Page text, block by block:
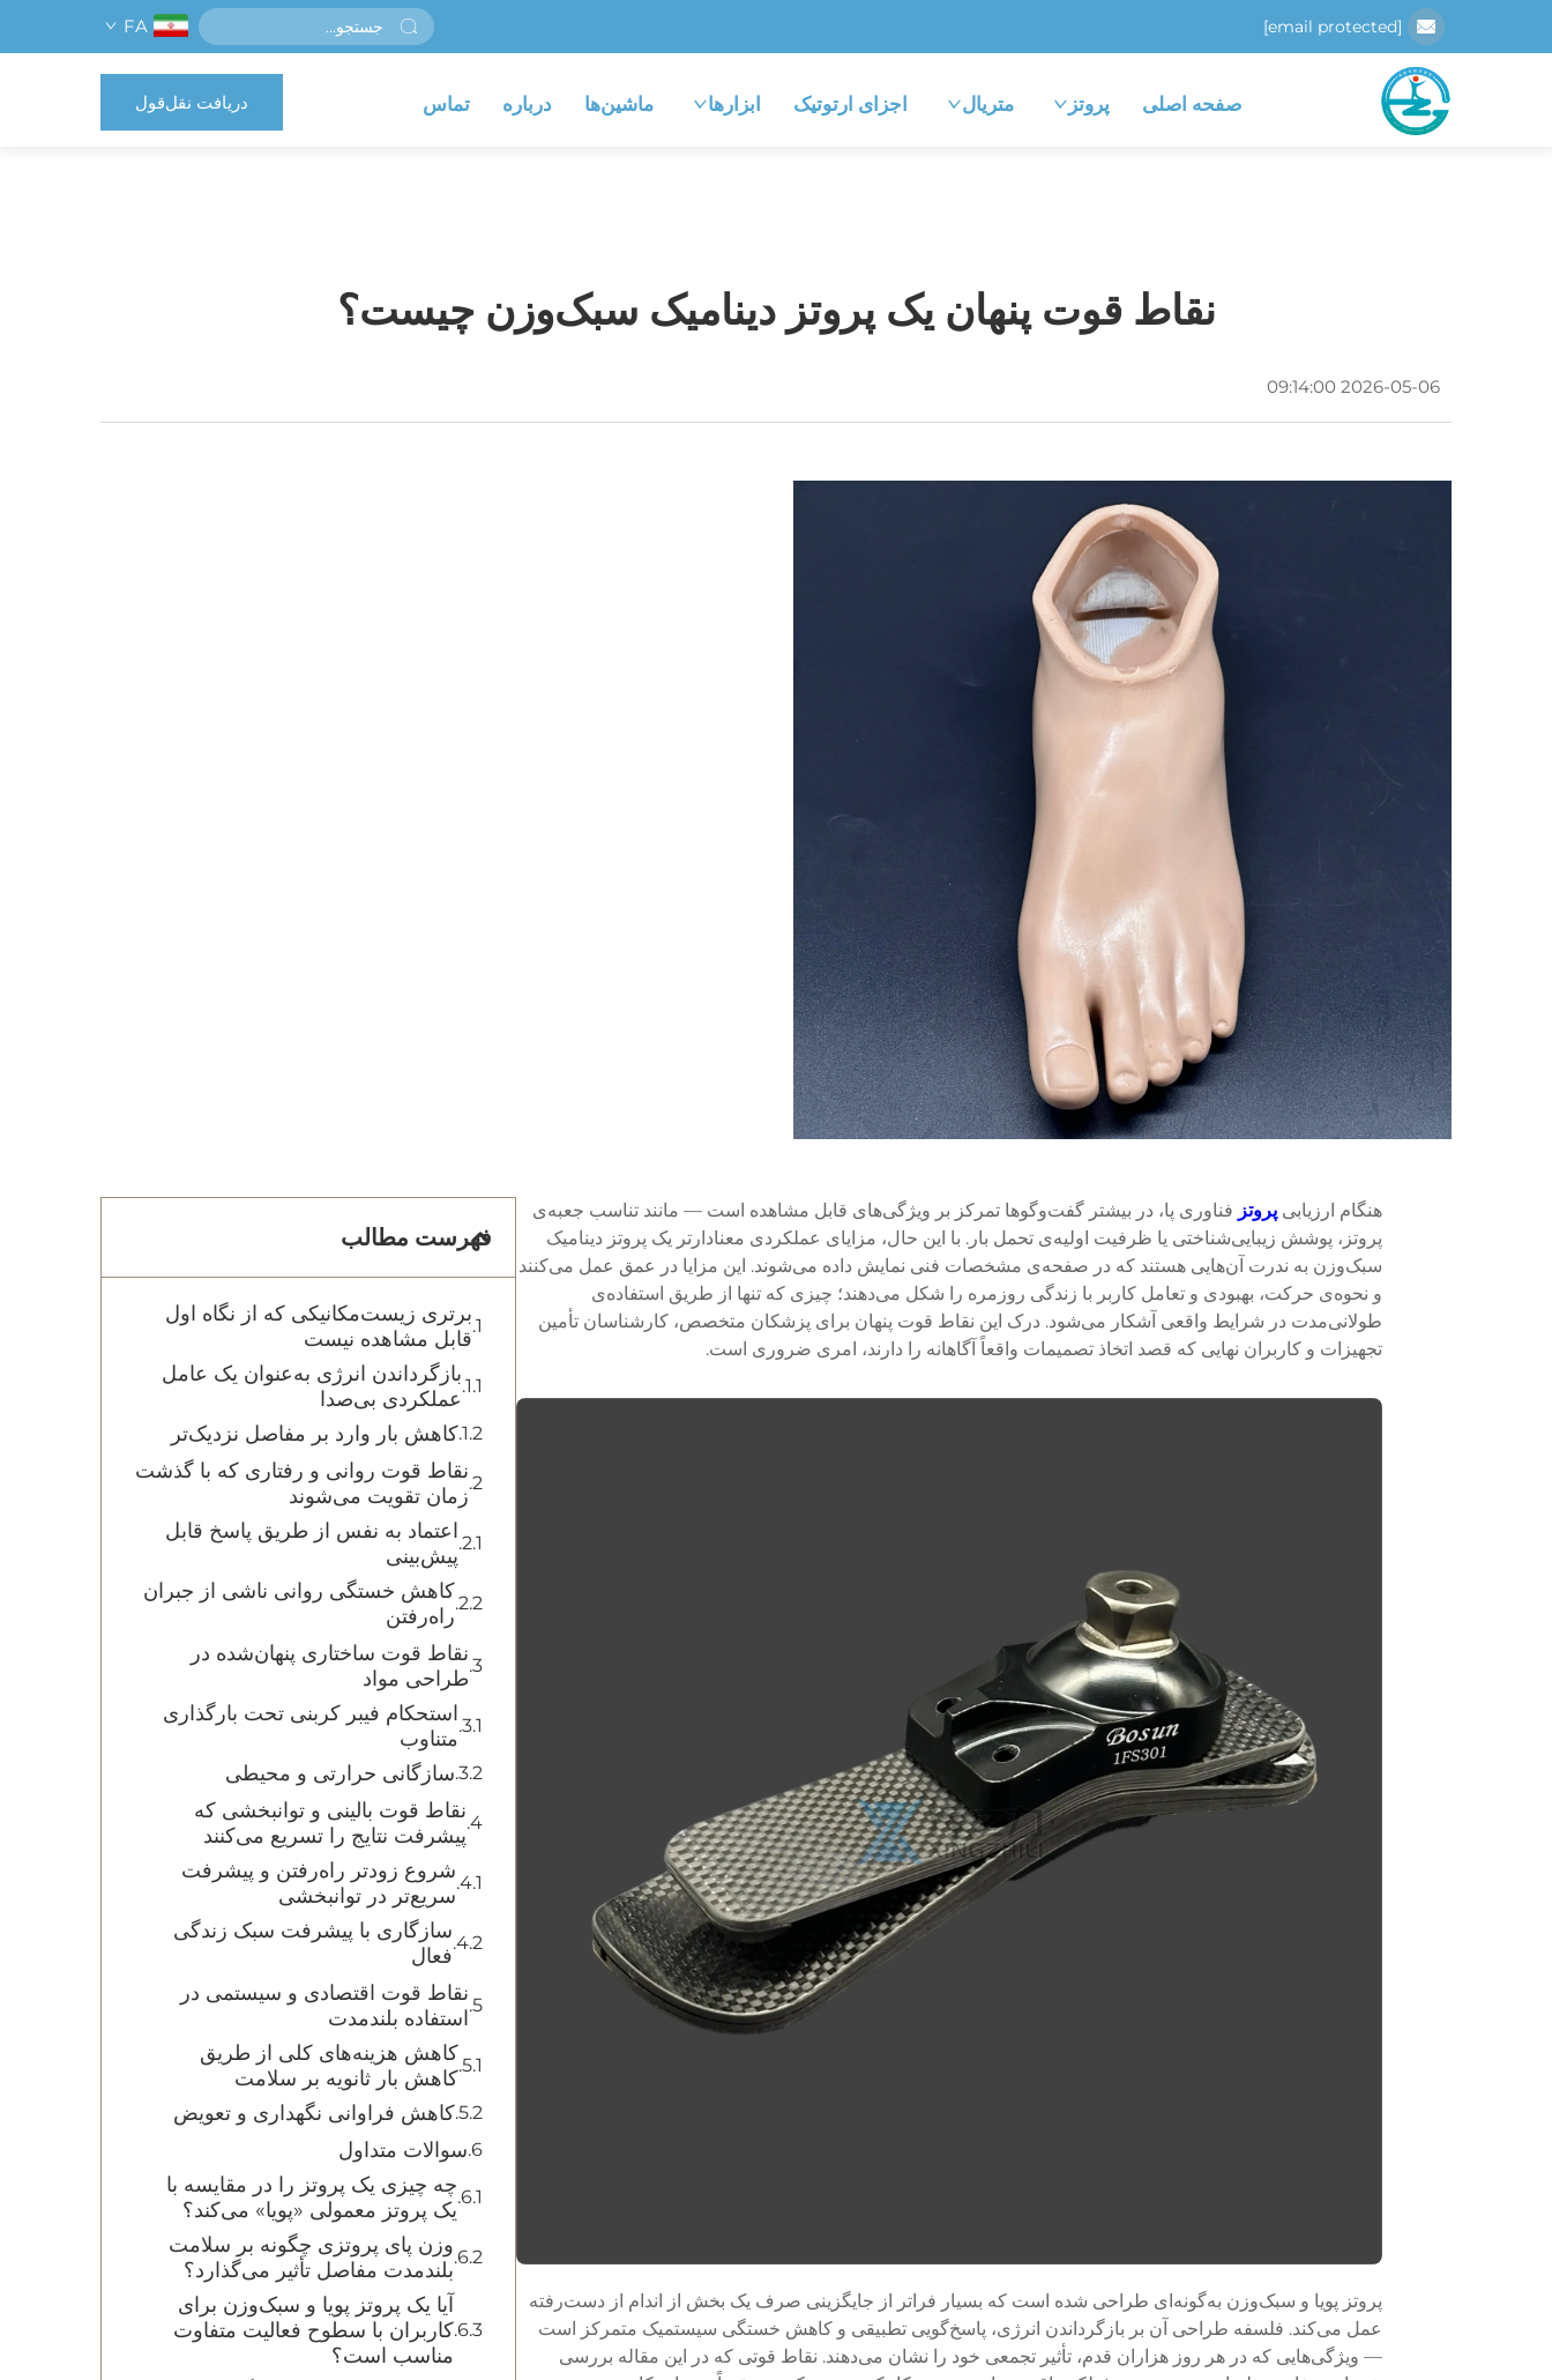
[email protected]
FA
صفحه اصلی پروتز متریال اجزای ارتوتیک ابزارها ماشین‌ها درباره تماس دریافت نقل‌قول
نقاط قوت پنهان یک پروتز دینامیک سبک‌وزن چیست؟
2026-05-06 09:14:00
هنگام ارزیابی پروتز فناوری پا، در بیشتر گفت‌وگوها تمرکز بر ویژگی‌های قابل مشاهده است — مانند تناسب جعبه‌ی
پروتز، پوشش زیبایی‌شناختی یا ظرفیت اولیه‌ی تحمل بار. با این حال، مزایای عملکردی معنادارتر یک پروتز دینامیک
سبک‌وزن به ندرت آن‌هایی هستند که در صفحه‌ی مشخصات فنی نمایش داده می‌شوند. این مزایا در عمق عمل می‌کنند
و نحوه‌ی حرکت، بهبودی و تعامل کاربر با زندگی روزمره را شکل می‌دهند؛ چیزی که تنها از طریق استفاده‌ی
طولانی‌مدت در شرایط واقعی آشکار می‌شود. درک این نقاط قوت پنهان برای پزشکان متخصص، کارشناسان تأمین
تجهیزات و کاربران نهایی که قصد اتخاذ تصمیمات واقعاً آگاهانه را دارند، امری ضروری است.
پروتز پویا و سبک‌وزن به‌گونه‌ای طراحی شده است که بسیار فراتر از جایگزینی صرف یک بخش از اندام از دست‌رفته
عمل می‌کند. فلسفه طراحی آن بر بازگرداندن انرژی، پاسخ‌گویی تطبیقی و کاهش خستگی سیستمیک متمرکز است
— ویژگی‌هایی که در هر روز هزاران قدم، تأثیر تجمعی خود را نشان می‌دهند. نقاط قوتی که در این مقاله بررسی
فهرست مطالب
برتری زیست‌مکانیکی که از نگاه اول
قابل مشاهده نیست
بازگرداندن انرژی به‌عنوان یک عامل
عملکردی بی‌صدا
کاهش بار وارد بر مفاصل نزدیک‌تر
نقاط قوت روانی و رفتاری که با گذشت
زمان تقویت می‌شوند
اعتماد به نفس از طریق پاسخ قابل
پیش‌بینی
کاهش خستگی روانی ناشی از جبران
راه‌رفتن
نقاط قوت ساختاری پنهان‌شده در
طراحی مواد
استحکام فیبر کربنی تحت بارگذاری
متناوب
سازگانی حرارتی و محیطی
نقاط قوت بالینی و توانبخشی که
پیشرفت نتایج را تسریع می‌کنند
شروع زودتر راه‌رفتن و پیشرفت
سریع‌تر در توانبخشی
سازگاری با پیشرفت سبک زندگی
فعال
نقاط قوت اقتصادی و سیستمی در
استفاده بلندمدت
کاهش هزینه‌های کلی از طریق
کاهش بار ثانویه بر سلامت
کاهش فراوانی نگهداری و تعویض
سوالات متداول
چه چیزی یک پروتز را در مقایسه با
یک پروتز معمولی «پویا» می‌کند؟
وزن پای پروتزی چگونه بر سلامت
بلندمدت مفاصل تأثیر می‌گذارد؟
آیا یک پروتز پویا و سبک‌وزن برای
کاربران با سطوح فعالیت متفاوت
مناسب است؟